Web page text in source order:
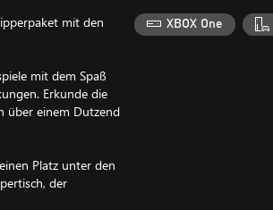
mit den
mit dem Spaß
Erkunde die
über einem Dutzend
Platz unter den
der
XBOX One